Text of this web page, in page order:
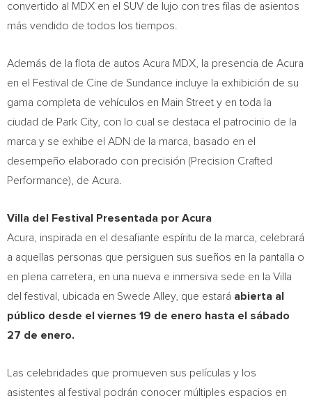
convertido al MDX en el SUV de lujo con tres filas de asientos
más vendido de todos los tiempos.
Además de la flota de autos Acura MDX, la presencia de Acura
en el Festival de Cine de Sundance incluye la exhibición de su
gama completa de vehículos en Main Street y en toda la
ciudad de Park City, con lo cual se destaca el patrocinio de la
marca y se exhibe el ADN de la marca, basado en el
desempeño elaborado con precisión (Precision Crafted
Performance), de Acura.
Villa del Festival Presentada por Acura
Acura, inspirada en el desafiante espíritu de la marca, celebrará
a aquellas personas que persiguen sus sueños en la pantalla o
en plena carretera, en una nueva e inmersiva sede en la Villa
del festival, ubicada en Swede Alley, que estará abierta al
público desde el viernes 19 de enero hasta el sábado
27 de enero.
Las celebridades que promueven sus películas y los
asistentes al festival podrán conocer múltiples espacios en